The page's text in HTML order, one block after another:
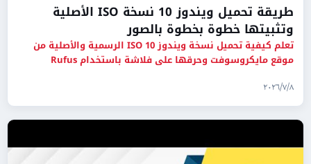
طريقة تحميل ويندوز 10 نسخة ISO الأصلية
وتثبيتها خطوة بخطوة بالصور
تعلم كيفية تحميل نسخة ويندوز 10 ISO الرسمية والأصلية من
موقع مايكروسوفت وحرقها على فلاشة باستخدام Rufus
٨‏/٧‏/٢٠٢٦